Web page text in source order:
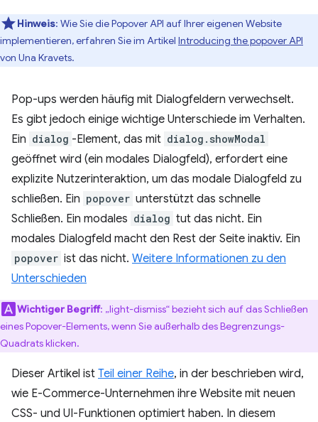
Hinweis: Wie Sie die Popover API auf Ihrer eigenen Website
implementieren, erfahren Sie im Artikel Introducing the popover API
von Una Kravets.
Pop-ups werden häufig mit Dialogfeldern verwechselt.
Es gibt jedoch einige wichtige Unterschiede im Verhalten.
Ein dialog -Element, das mit dialog.showModal
geöffnet wird (ein modales Dialogfeld), erfordert eine
explizite Nutzerinteraktion, um das modale Dialogfeld zu
schließen. Ein popover unterstützt das schnelle
Schließen. Ein modales dialog tut das nicht. Ein
modales Dialogfeld macht den Rest der Seite inaktiv. Ein
popover ist das nicht. Weitere Informationen zu den
Unterschieden
Wichtiger Begriff: „light-dismiss“ bezieht sich auf das Schließen
eines Popover-Elements, wenn Sie außerhalb des Begrenzungs-
Quadrats klicken.
Dieser Artikel ist Teil einer Reihe, in der beschrieben wird,
wie E-Commerce-Unternehmen ihre Website mit neuen
CSS- und UI-Funktionen optimiert haben. In diesem